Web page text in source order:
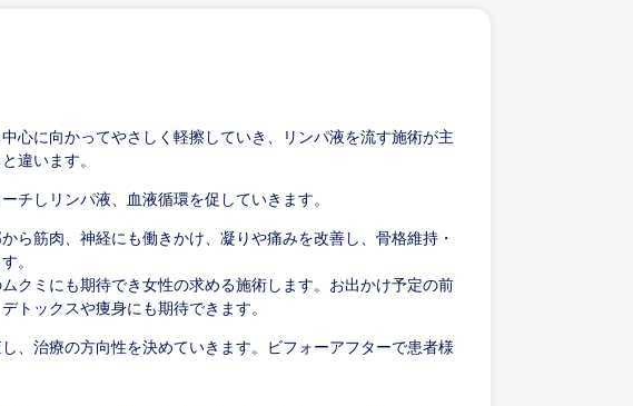
心に向かってやさしく軽擦していき、リンパ液を流す施術が主
違います。
チしリンパ液、血液循環を促していきます。
ら筋肉、神経にも働きかけ、凝りや痛みを改善し、骨格維持・
。
クミにも期待でき女性の求める施術します。お出かけ予定の前
トックスや痩身にも期待できます。
、治療の方向性を決めていきます。ビフォーアフターで患者様